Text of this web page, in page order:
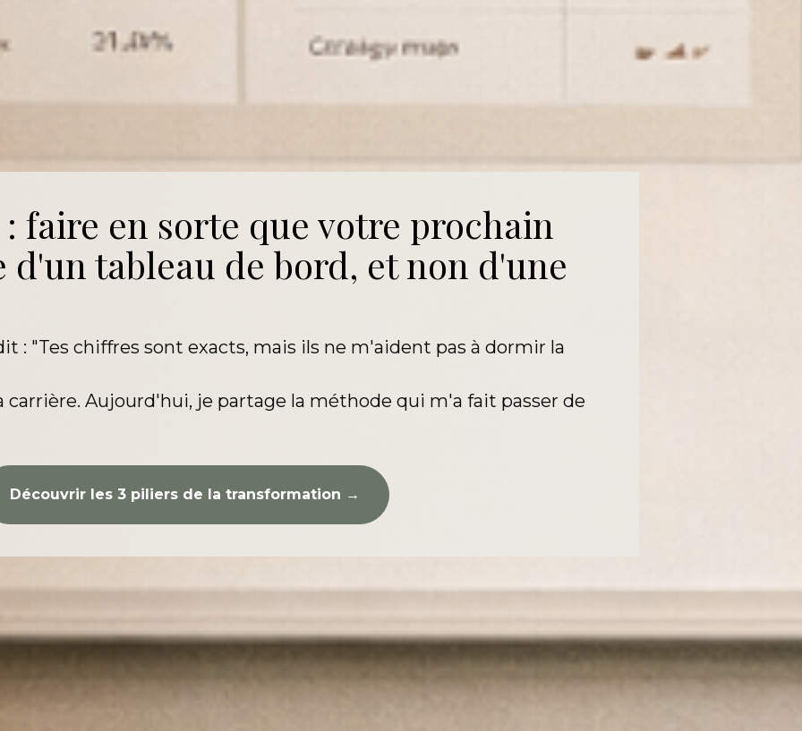
faire en sorte que votre prochain
d'un tableau de bord, et non d'une
: "Tes chiffres sont exacts, mais ils ne m'aident pas à dormir la
carrière. Aujourd'hui, je partage la méthode qui m'a fait passer de
Découvrir les 3 piliers de la transformation →